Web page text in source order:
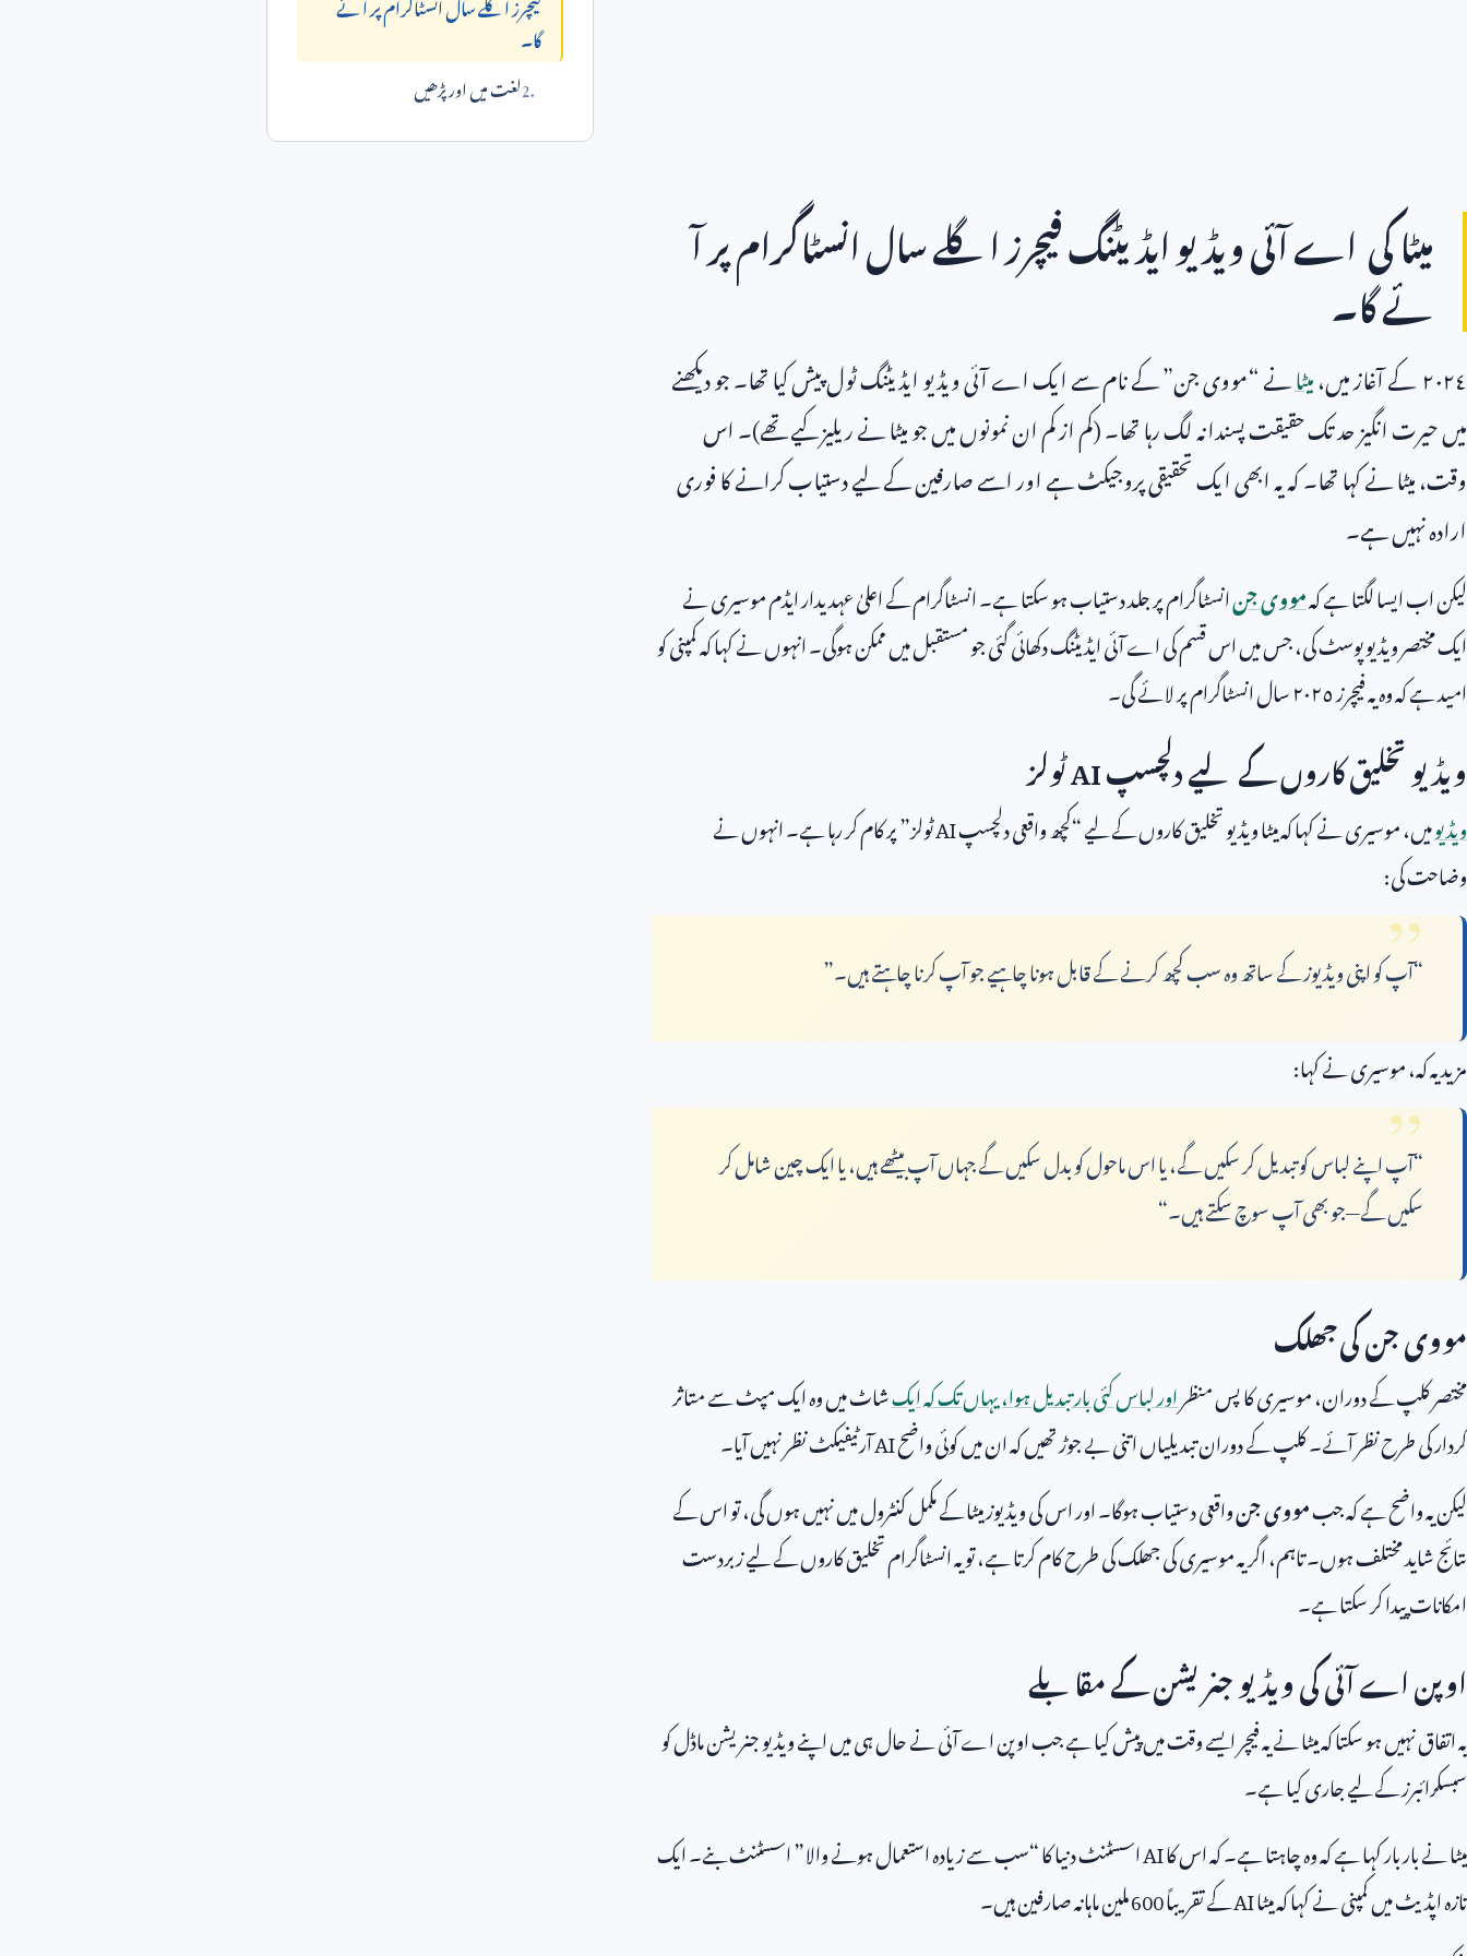
میٹا کی اے آئی ویڈیو ایڈیٹنگ فیچرز اگلے سال انسٹاگرام پر آ
ئے گا۔
٢٠٢٤ کے آغاز میں، میٹانے “مووی جن” کے نام سے ایک اے آئی ویڈیو ایڈیٹنگ ٹول پیش کیا تھا۔ جو دیکھنے
میں حیرت انگیز حد تک حقیقت پسندانہ لگ رہا تھا۔ (کم از کم ان نمونوں میں جو میٹا نے ریلیز کیے تھے)۔ اس
وقت، میٹا نے کہا تھا۔ کہ یہ ابھی ایک تحقیقی پروجیکٹ ہے اور اسے صارفین کے لیے دستیاب کرانے کا فوری
ارادہ نہیں ہے۔
لیکن اب ایسا لگتا ہے کہمووی جنانسٹاگرام پر جلد دستیاب ہو سکتا ہے۔ انسٹاگرام کے اعلیٰ عہدیدار ایڈم موسیری نے
ایک مختصر ویڈیو پوسٹ کی، جس میں اس قسم کی اے آئی ایڈیٹنگ دکھائی گئی جو مستقبل میں ممکن ہوگی۔ انہوں نے کہا کہ کمپنی کو
امید ہے کہ وہ یہ فیچرز ٢٠٢٥ سال انسٹاگرام پر لائے گی۔
ویڈیو تخلیق کاروں کے لیے دلچسپAIٹولز
ویڈیومیں، موسیری نے کہا کہ میٹا ویڈیو تخلیق کاروں کے لیے “کچھ واقعی دلچسپAIٹولز” پر کام کر رہا ہے۔ انہوں نے
وضاحت کی:
“آپ کو اپنی ویڈیوز کے ساتھ وہ سب کچھ کرنے کے قابل ہونا چاہیے جو آپ کرنا چاہتے ہیں۔”
مزید یہ کہ، موسیری نے کہا:
“آپ اپنے لباس کو تبدیل کر سکیں گے، یا اس ماحول کو بدل سکیں گے جہاں آپ بیٹھے ہیں، یا ایک چین شامل کر
سکیں گے—جو بھی آپ سوچ سکتے ہیں۔“
مووی جن کی جھلک
مختصر کلپ کے دوران، موسیری کا پس منظراور لباس کئی بار تبدیل ہوا، یہاں تک کہ ایکشاٹ میں وہ ایک مپٹ سے متاثر
کردار کی طرح نظر آئے۔ کلپ کے دوران تبدیلیاں اتنی بے جوڑ تھیں کہ ان میں کوئی واضحAIآرٹیفیکٹ نظر نہیں آیا۔
لیکن یہ واضح ہے کہ جبمووی جنواقعی دستیاب ہوگا۔ اور اس کی ویڈیوز میٹا کے مکمل کنٹرول میں نہیں ہوں گی، تو اس کے
نتائج شاید مختلف ہوں۔ تاہم، اگر یہ موسیری کی جھلک کی طرح کام کرتا ہے، تو یہ انسٹاگرام تخلیق کاروں کے لیے زبردست
امکانات پیدا کر سکتا ہے۔
اوپن اے آئی کی ویڈیو جنریشن کے مقابلے
یہ اتفاق نہیں ہو سکتا کہ میٹا نے یہ فیچر ایسے وقت میں پیش کیا ہے جب اوپن اے آئی نے حال ہی میں اپنے ویڈیو جنریشن ماڈل کو
سبسکرائبرز کے لیے جاری کیا ہے۔
میٹا نے بار بار کہا ہے کہ وہ چاہتا ہے۔ کہ اس کاAIاسسٹنٹ دنیا کا “سب سے زیادہ استعمال ہونے والا” اسسٹنٹ بنے۔ ایک
تازہ اپڈیٹ میں کمپنی نے کہا کہ میٹاAIکے تقریباً600ملین ماہانہ صارفین ہیں۔
گا۔
لغت میں اور پڑھیں